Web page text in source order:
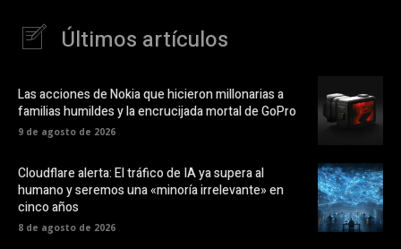
Últimos artículos
Las acciones de Nokia que hicieron millonarias a
familias humildes y la encrucijada mortal de GoPro
9 de agosto de 2026
Cloudflare alerta: El tráfico de IA ya supera al
humano y seremos una «minoría irrelevante» en
cinco años
8 de agosto de 2026